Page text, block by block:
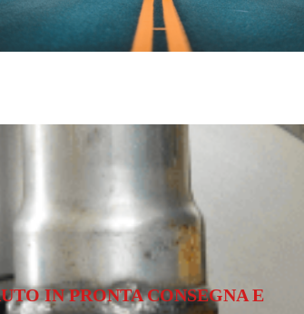
IN PRONTA CONSEGNA E